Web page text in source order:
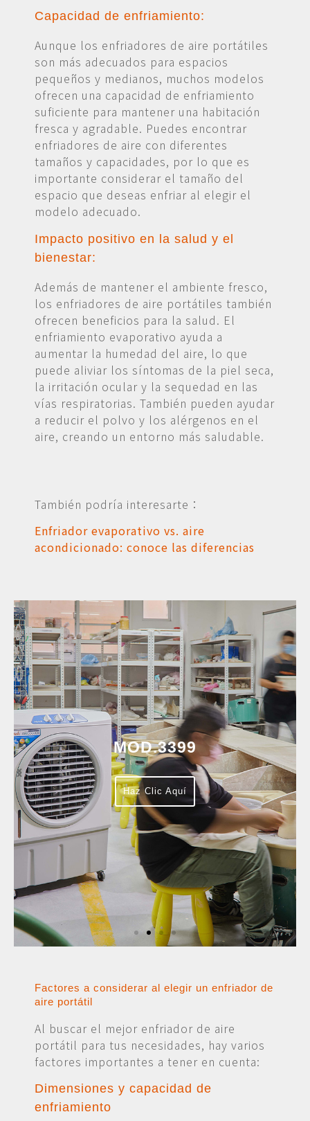
Capacidad de enfriamiento:
Aunque los enfriadores de aire portátiles
son más adecuados para espacios
pequeños y medianos, muchos modelos
ofrecen una capacidad de enfriamiento
suficiente para mantener una habitación
fresca y agradable. Puedes encontrar
enfriadores de aire con diferentes
tamaños y capacidades, por lo que es
importante considerar el tamaño del
espacio que deseas enfriar al elegir el
modelo adecuado.
Impacto positivo en la salud y el
bienestar:
Además de mantener el ambiente fresco,
los enfriadores de aire portátiles también
ofrecen beneficios para la salud. El
enfriamiento evaporativo ayuda a
aumentar la humedad del aire, lo que
puede aliviar los síntomas de la piel seca,
la irritación ocular y la sequedad en las
vías respiratorias. También pueden ayudar
a reducir el polvo y los alérgenos en el
aire, creando un entorno más saludable.
También podría interesarte：
Enfriador evaporativo vs. aire
acondicionado: conoce las diferencias
MOD.3399
Haz Clic Aquí
Factores a considerar al elegir un enfriador de
aire portátil
Al buscar el mejor enfriador de aire
portátil para tus necesidades, hay varios
factores importantes a tener en cuenta:
Dimensiones y capacidad de
enfriamiento